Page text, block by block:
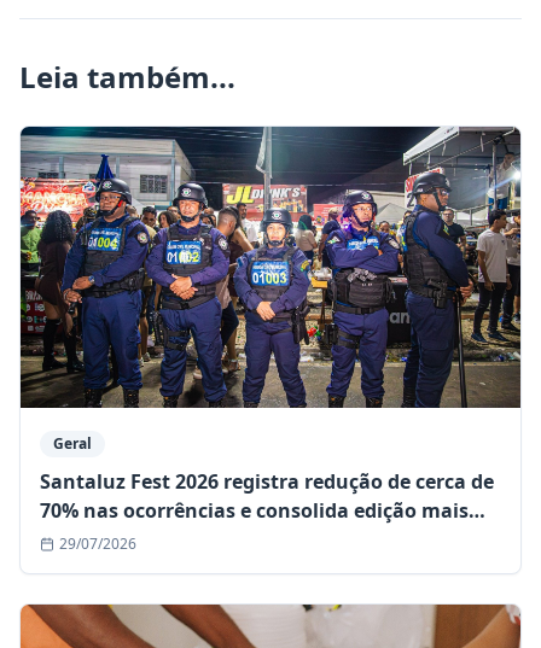
Leia também...
Geral
Santaluz Fest 2026 registra redução de cerca de
70% nas ocorrências e consolida edição mais
segura da história
29/07/2026